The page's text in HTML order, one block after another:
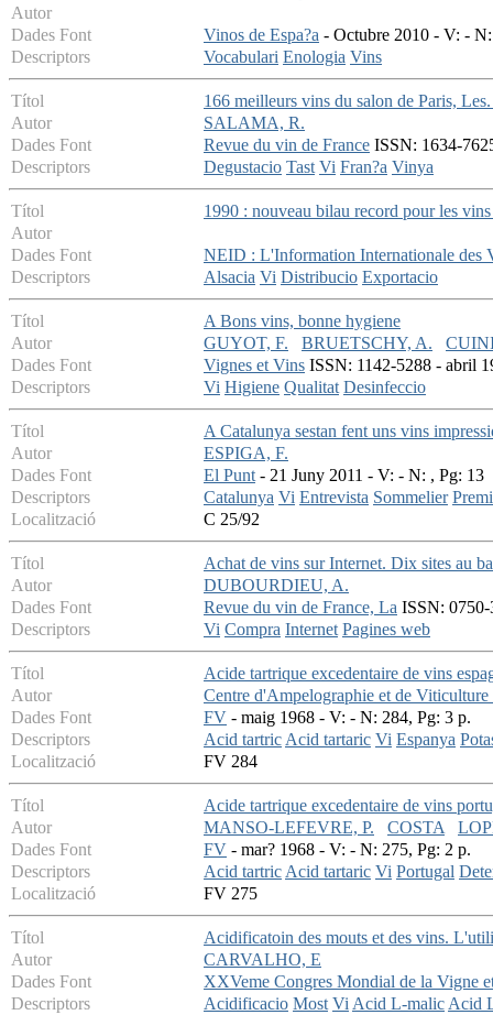
Autor
Dades Font
Vinos de Espa?a - Octubre 2010 - V: -
Descriptors
Vocabulari Enologia Vins
Títol
166 meilleurs vins du salon de Paris,
Autor
SALAMA, R.
Dades Font
Revue du vin de France ISSN: 1634-
Descriptors
Degustacio Tast Vi Fran?a Vinya
Títol
1990 : nouveau bilau record pour les
Autor
Dades Font
NEID : L'Information Internationale des
Descriptors
Alsacia Vi Distribucio Exportacio
Títol
A Bons vins, bonne hygiene
Autor
GUYOT, F. BRUETSCHY, A.
Dades Font
Vignes et Vins ISSN: 1142-5288 - abril
Descriptors
Vi Higiene Qualitat Desinfeccio
Títol
A Catalunya sestan fent uns vins
Autor
ESPIGA, F.
Dades Font
El Punt- 21 Juny 2011 - V: - N: , Pg: 13
Descriptors
Catalunya Vi Entrevista Sommelier
Localització
C 25/92
Títol
Achat de vins sur Internet. Dix sites au
Autor
DUBOURDIEU, A.
Dades Font
Revue du vin de France, La ISSN:
Descriptors
Vi Compra Internet Pagines web
Títol
Acide tartrique excedentaire de vins
Autor
Centre d'Ampelographie et de
Dades Font
FV - maig 1968 - V: - N: 284, Pg: 3 p.
Descriptors
Acid tartricAcid tartaric Vi Espanya
Localització
FV 284
Títol
Acide tartrique excedentaire de vins
Autor
MANSO-LEFEVRE, P. COSTA
Dades Font
FV - mar? 1968 - V: - N: 275, Pg: 2 p.
Descriptors
Acid tartricAcid tartaric Vi Portugal
Localització
FV 275
Títol
Acidificatoin des mouts et des vins.
Autor
CARVALHO, E
Dades Font
XXVeme Congres Mondial de la Vigne
Descriptors
Acidificacio Most ViAcid L-malicAcid